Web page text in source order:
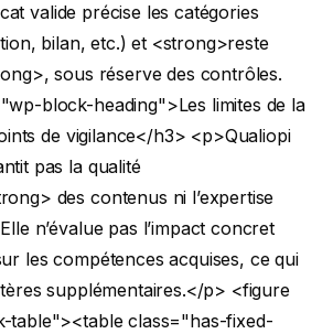
valide précise les catégories
bilan, etc.) et <strong>reste
sous réserve des contrôles.
block-heading">Les limites de la
de vigilance</h3> <p>Qualiopi
pas la qualité
des contenus ni l’expertise
n’évalue pas l’impact concret
les compétences acquises, ce qui
supplémentaires.</p> <figure
table"><table class="has-fixed-